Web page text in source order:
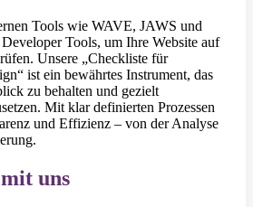
Tools wie WAVE, JAWS und
Tools, um Ihre Website auf
Unsere „Checkliste für
ist ein bewährtes Instrument, das
zu behalten und gezielt
Mit klar definierten Prozessen
und Effizienz – von der Analyse
uns